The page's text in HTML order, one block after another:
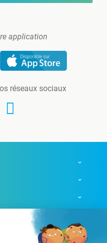
application
réseaux sociaux